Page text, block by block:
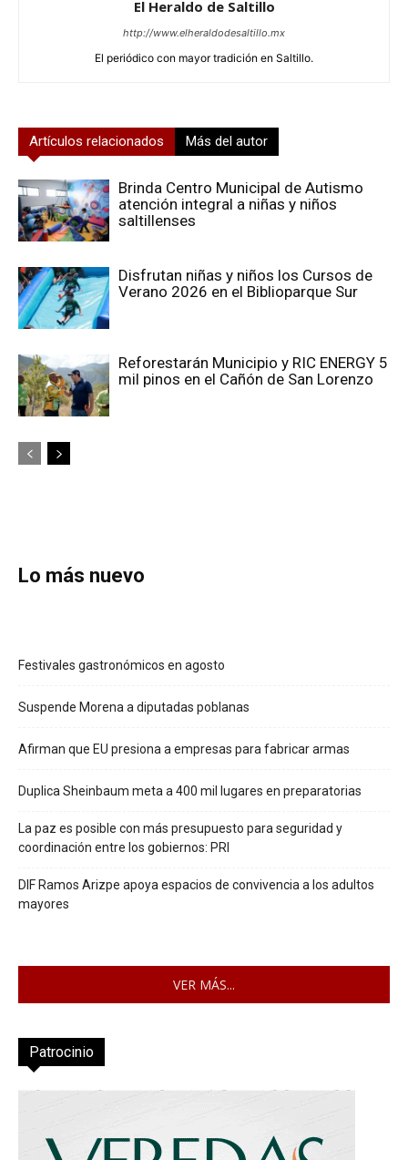
El Heraldo de Saltillo
http://www.elheraldodesaltillo.mx
El periódico con mayor tradición en Saltillo.
Artículos relacionados Más del autor
Brinda Centro Municipal de Autismo
atención integral a niñas y niños
saltillenses
Disfrutan niñas y niños los Cursos de
Verano 2026 en el Biblioparque Sur
Reforestarán Municipio y RIC ENERGY 5
mil pinos en el Cañón de San Lorenzo
Lo más nuevo
Festivales gastronómicos en agosto
Suspende Morena a diputadas poblanas
Afirman que EU presiona a empresas para fabricar armas
Duplica Sheinbaum meta a 400 mil lugares en preparatorias
La paz es posible con más presupuesto para seguridad y
coordinación entre los gobiernos: PRI
DIF Ramos Arizpe apoya espacios de convivencia a los adultos
mayores
VER MÁS...
Patrocinio